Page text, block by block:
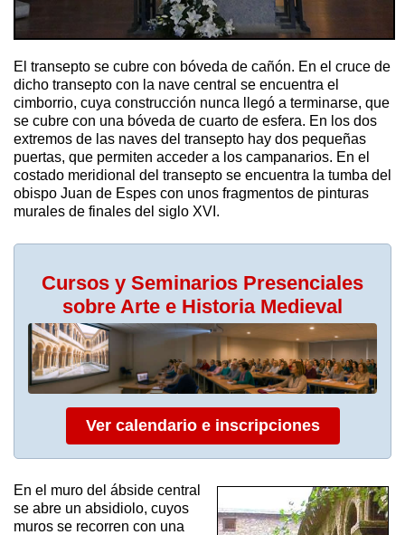
El transepto se cubre con bóveda de cañón. En el cruce de
dicho transepto con la nave central se encuentra el
cimborrio, cuya construcción nunca llegó a terminarse, que
se cubre con una bóveda de cuarto de esfera. En los dos
extremos de las naves del transepto hay dos pequeñas
puertas, que permiten acceder a los campanarios. En el
costado meridional del transepto se encuentra la tumba del
obispo Juan de Espes con unos fragmentos de pinturas
murales de finales del siglo XVI.
Cursos y Seminarios Presenciales
sobre Arte e Historia Medieval
Ver calendario e inscripciones
En el muro del ábside central
se abre un absidiolo, cuyos
muros se recorren con una